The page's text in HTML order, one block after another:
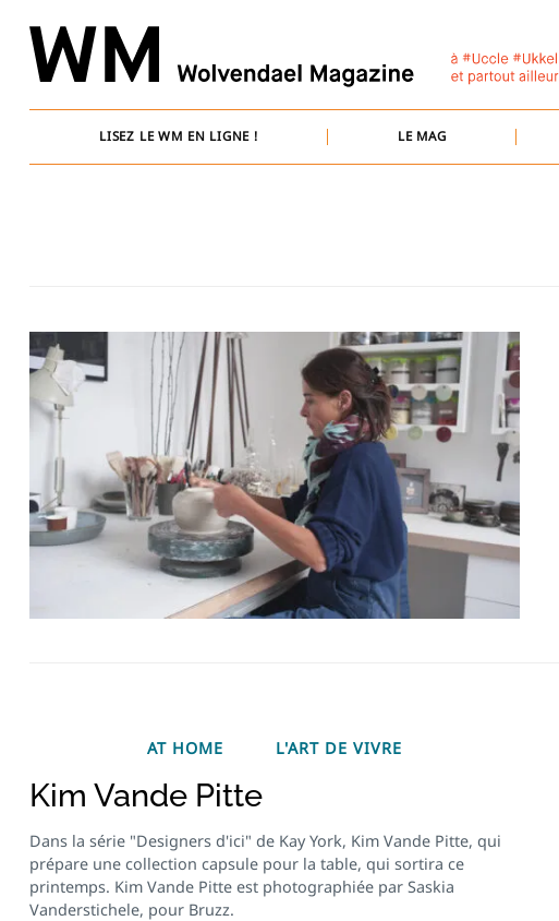
content
LISEZ LE WM EN LIGNE ! LE MAG
AT HOME L'ART DE VIVRE
Kim Vande Pitte
Dans la série "Designers d'ici" de Kay York, Kim Vande Pitte, qui
prépare une collection capsule pour la table, qui sortira ce
printemps. Kim Vande Pitte est photographiée par Saskia
Vanderstichele, pour Bruzz.
Recherche
pour